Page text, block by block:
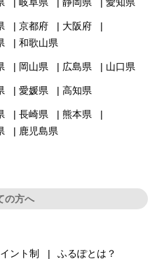
岐阜県 静岡県 愛知県
京都府
大阪府
和歌山県
岡山県 広島県 山口県
愛媛県 高知県
長崎県
熊本県
鹿児島県
の方へ
ント制 ふるぽとは？